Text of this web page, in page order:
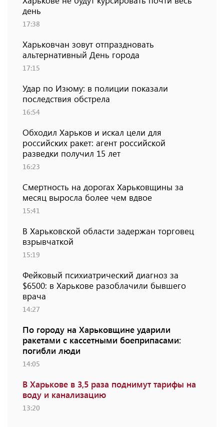
день
17:38
Харьковчан зовут отпраздновать
альтернативный День города
17:15
Удар по Изюму: в полиции показали
последствия обстрела
16:54
Обходил Харьков и искал цели для
российских ракет: агент российской
разведки получил 15 лет
16:23
Смертность на дорогах Харьковщины за
месяц выросла более чем вдвое
15:41
В Харьковской области задержан торговец
взрывчаткой
15:19
Фейковый психиатрический диагноз за
$6500: в Харькове разоблачили бывшего
врача
14:27
По городу на Харьковщине ударили
ракетами с кассетными боеприпасами:
погибли люди
14:05
В Харькове в 3,5 раза поднимут тарифы на
воду и канализацию
13:20